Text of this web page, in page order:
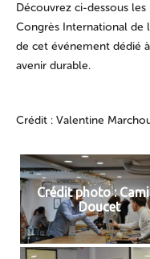
Découvrez ci-dessous
Congrès International de
de cet événement dédié
avenir durable.
Crédit : Valentine
Crédit photo :
Doucet